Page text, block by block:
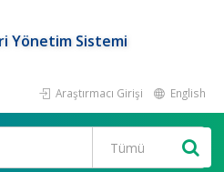
Yönetim Sistemi
Araştırmacı Girişi English